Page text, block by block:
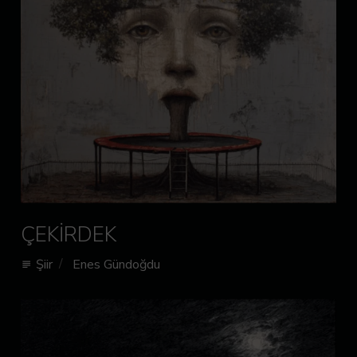
ÇEKİRDEK
subject Şiir Enes Gündoğdu